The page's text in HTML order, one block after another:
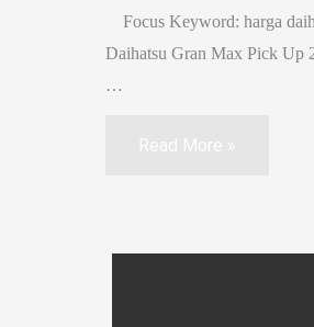
Focus Keyword: harga
Daihatsu Gran Max Pick Up
…
Harga
Read More »